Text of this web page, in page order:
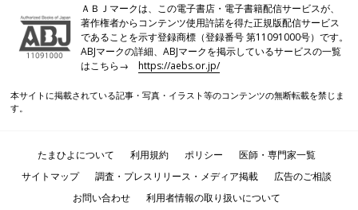
ＡＢＪマークは、この電子書店・電子書籍配信サービスが、
著作権者からコンテンツ使用許諾を得た正規版配信サービス
であることを示す登録商標（登録番号 第11091000号）です。
ABJマークの詳細、ABJマークを掲示しているサービスの一覧
はこちら→https://aebs.or.jp/
本サイトに掲載されている記事・写真・イラスト等のコンテンツの無断転載を禁じま
す。
たまひよについて 利用規約 ポリシー
医師・専門家一覧
サイトマップ
調査・プレスリリース・メディア掲載
広告のご相談
お問い合わせ
利用者情報の取り扱いについて